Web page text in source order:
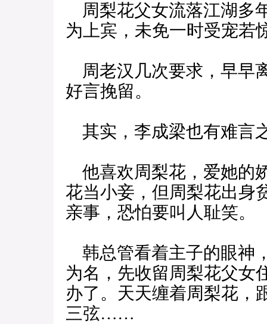
周梨花父女流落江湖多
为上宾，未免一时受宠若
周老汉几次要求，早早
好言挽留。
其实，李成梁也有难言
他喜欢周梨花，爱她的
花当小妾，但周梨花出身
亲事，恐怕要叫人耻笑。
韩总管看着主子的眼神
为名，先收留周梨花父女
办了。天天缠着周梨花，
三弦……